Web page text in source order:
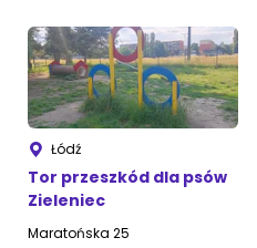
ZoociaLove News
Łódź
Tor przeszkód dla psów
Zieleniec
Maratońska 25